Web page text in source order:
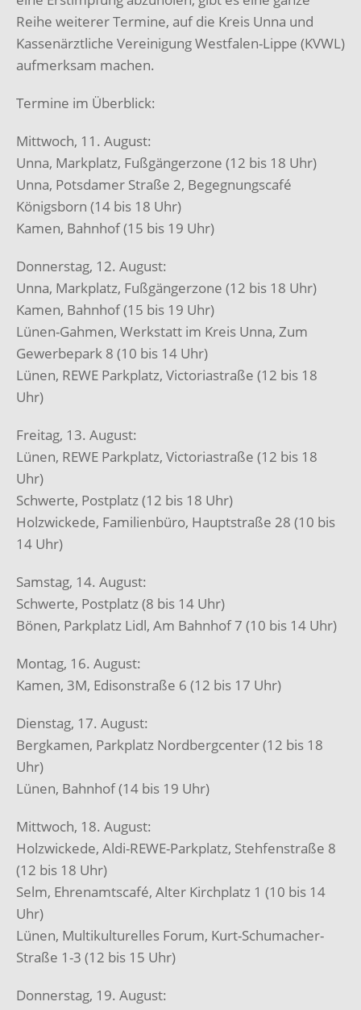
Reihe weiterer Termine, auf die Kreis Unna und
Kassenärztliche Vereinigung Westfalen-Lippe (KVWL)
aufmerksam machen.
Termine im Überblick:
Mittwoch, 11. August:
Unna, Markplatz, Fußgängerzone (12 bis 18 Uhr)
Unna, Potsdamer Straße 2, Begegnungscafé
Königsborn (14 bis 18 Uhr)
Kamen, Bahnhof (15 bis 19 Uhr)
Donnerstag, 12. August:
Unna, Markplatz, Fußgängerzone (12 bis 18 Uhr)
Kamen, Bahnhof (15 bis 19 Uhr)
Lünen-Gahmen, Werkstatt im Kreis Unna, Zum
Gewerbepark 8 (10 bis 14 Uhr)
Lünen, REWE Parkplatz, Victoriastraße (12 bis 18
Uhr)
Freitag, 13. August:
Lünen, REWE Parkplatz, Victoriastraße (12 bis 18
Uhr)
Schwerte, Postplatz (12 bis 18 Uhr)
Holzwickede, Familienbüro, Hauptstraße 28 (10 bis
14 Uhr)
Samstag, 14. August:
Schwerte, Postplatz (8 bis 14 Uhr)
Bönen, Parkplatz Lidl, Am Bahnhof 7 (10 bis 14 Uhr)
Montag, 16. August:
Kamen, 3M, Edisonstraße 6 (12 bis 17 Uhr)
Dienstag, 17. August:
Bergkamen, Parkplatz Nordbergcenter (12 bis 18
Uhr)
Lünen, Bahnhof (14 bis 19 Uhr)
Mittwoch, 18. August:
Holzwickede, Aldi-REWE-Parkplatz, Stehfenstraße 8
(12 bis 18 Uhr)
Selm, Ehrenamtscafé, Alter Kirchplatz 1 (10 bis 14
Uhr)
Lünen, Multikulturelles Forum, Kurt-Schumacher-
Straße 1-3 (12 bis 15 Uhr)
Donnerstag, 19. August: